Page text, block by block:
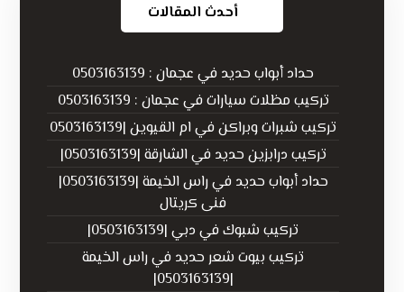
أحدث المقالات
حداد أبواب حديد في عجمان : 0503163139
تركيب مظلات سيارات في عجمان : 0503163139
تركيب شبرات وبراكن في ام القيوين |0503163139
تركيب درابزين حديد في الشارقة |0503163139|
حداد أبواب حديد في راس الخيمة |0503163139|
فنى كريتال
تركيب شبوك في دبي |0503163139|
تركيب بيوت شعر حديد في راس الخيمة
|0503163139|